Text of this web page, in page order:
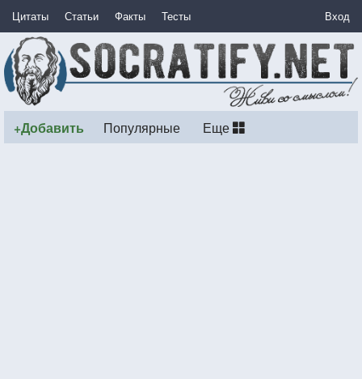
Цитаты Статьи Факты Тесты Вход
+Добавить Популярные Еще